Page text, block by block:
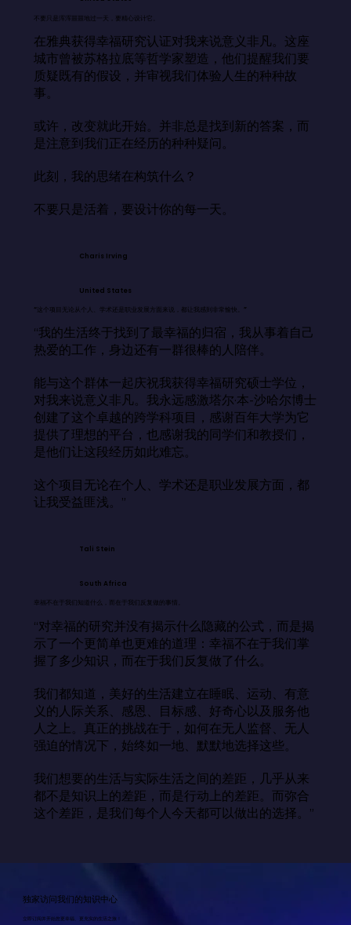
不要只是浑浑噩噩地过一天，要精心设计它。
在雅典获得幸福研究认证对我来说意义非凡。这座
城市曾被苏格拉底等哲学家塑造，他们提醒我们要
质疑既有的假设，并审视我们体验人生的种种故
事。
或许，改变就此开始。并非总是找到新的答案，而
是注意到我们正在经历的种种疑问。
此刻，我的思绪在构筑什么？
不要只是活着，要设计你的每一天。
Charis Irving
United States
“这个项目无论从个人、学术还是职业发展方面来说，都让我感到非常愉快。”
“我的生活终于找到了最幸福的归宿，我从事着自己
热爱的工作，身边还有一群很棒的人陪伴。
能与这个群体一起庆祝我获得幸福研究硕士学位，
对我来说意义非凡。我永远感激塔尔·本-沙哈尔博士
创建了这个卓越的跨学科项目，感谢百年大学为它
提供了理想的平台，也感谢我的同学们和教授们，
是他们让这段经历如此难忘。
这个项目无论在个人、学术还是职业发展方面，都
让我受益匪浅。”
Tali Stein
South Africa
幸福不在于我们知道什么，而在于我们反复做的事情。
“对幸福的研究并没有揭示什么隐藏的公式，而是揭
示了一个更简单也更难的道理：幸福不在于我们掌
握了多少知识，而在于我们反复做了什么。
我们都知道，美好的生活建立在睡眠、运动、有意
义的人际关系、感恩、目标感、好奇心以及服务他
人之上。真正的挑战在于，如何在无人监督、无人
强迫的情况下，始终如一地、默默地选择这些。
我们想要的生活与实际生活之间的差距，几乎从来
都不是知识上的差距，而是行动上的差距。而弥合
这个差距，是我们每个人今天都可以做出的选择。”
独家访问我们的知识中心
立即订阅并开始您更幸福、更充实的生活之旅！